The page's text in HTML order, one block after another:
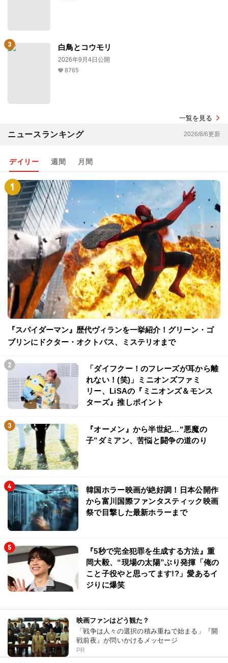
白鳥とコウモリ
2026年9月4日公開
8765
一覧を見る
ニュースランキング 2026/8/6更新
デイリー 週間 月間
『スパイダーマン』歴代ヴィランを一挙紹介！グリーン・ゴ
ブリンにドクター・オクトパス、ミステリオまで
「ダイフクー！のフレーズが耳から離
れない！(笑)」ミニオンズファミ
リー、LiSAの『ミニオンズ＆モンス
ターズ』推しポイント
『オーメン』から半世紀…“悪魔の
子”ダミアン、苦悩と闘争の道のり
韓国ホラー映画が絶好調！日本公開作
から富川国際ファンタスティック映画
祭で目撃した最新ホラーまで
『5秒で完全犯罪を生成する方法』重
岡大毅、“現場の太陽”ぶり発揮「俺の
こと子役やと思ってます!?」愛あるイ
ジりに爆笑
映画ファンはどう観た？
「戦争は人々の選択の積み重ねで始まる」『開
戦前夜』が問いかけるメッセージ
PR